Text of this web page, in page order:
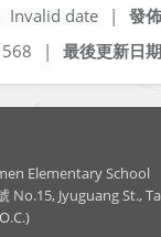
發
Invalid date
|
最後更新日期
568 |
Elementary School
No.15, Jyuguang St.,